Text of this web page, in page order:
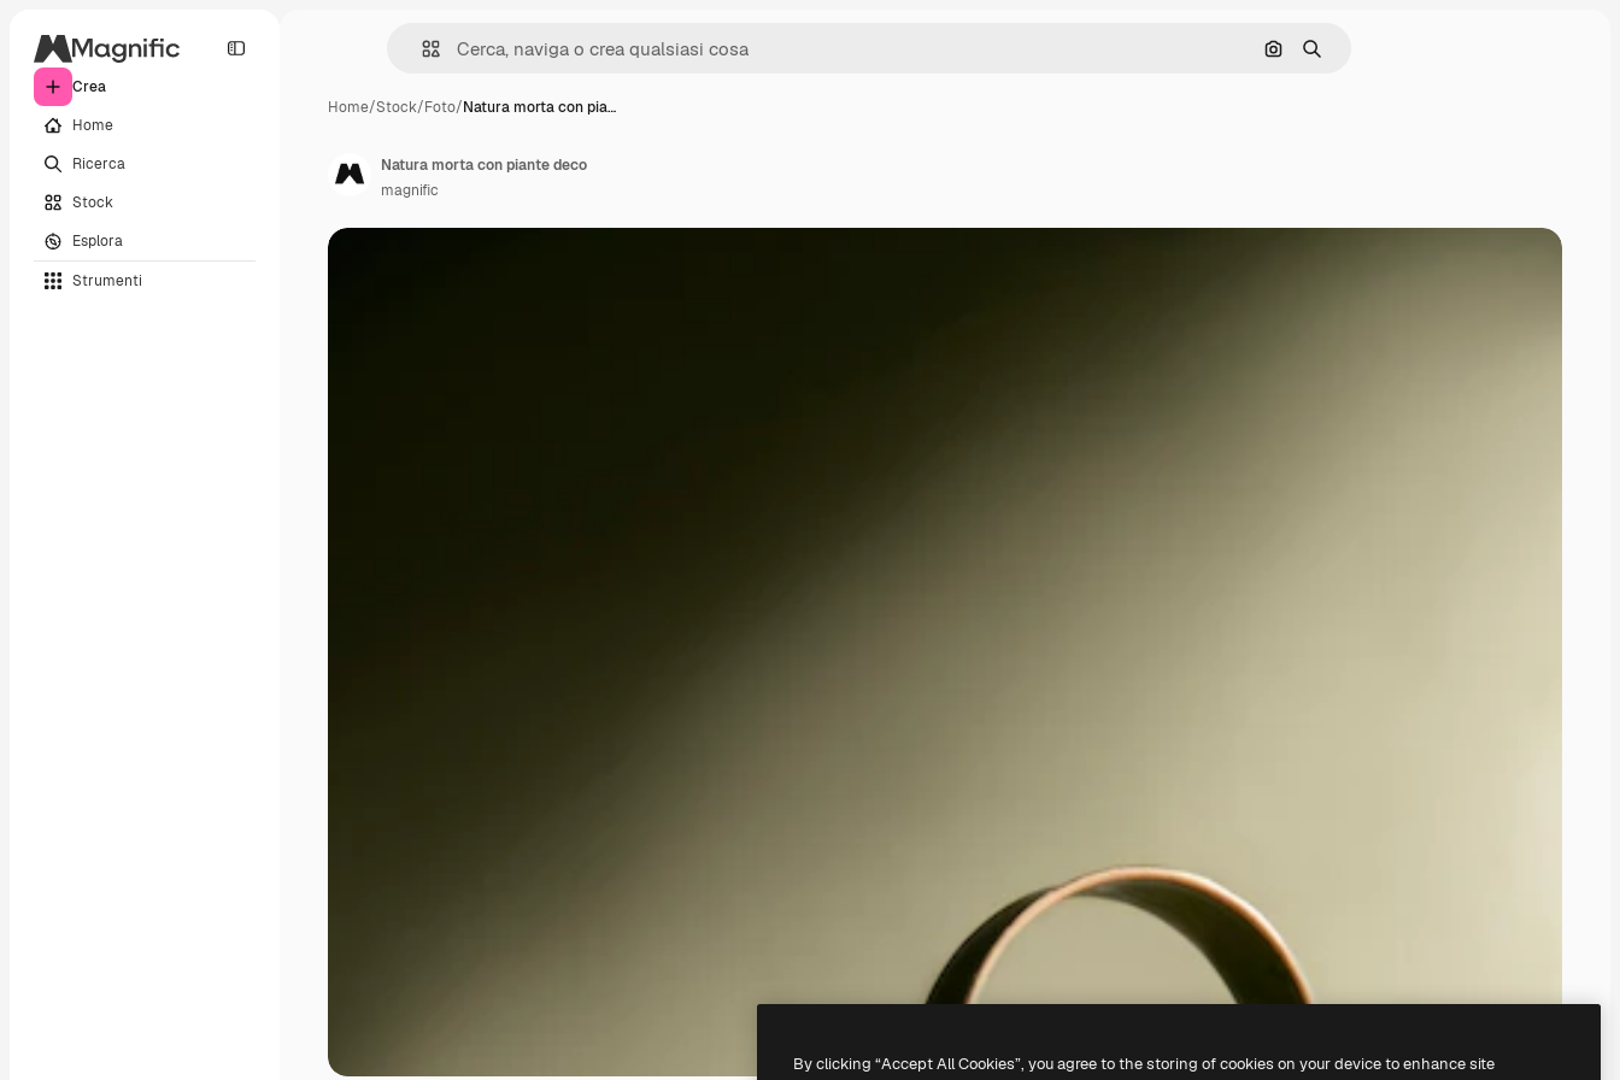
Crea
Home
Ricerca
Stock
Esplora
Strumenti
Cerca per immagine
Ricerca
Home/Stock/Foto/Natura morta con pia…
Natura morta con piante deco
magnific
By clicking “Accept All Cookies”, you agree to the storing of cookies on your device to enhance site